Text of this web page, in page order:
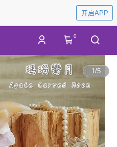
开启APP
0
1/5